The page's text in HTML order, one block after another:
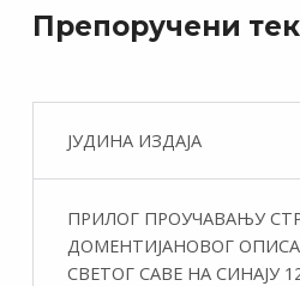
Препоручени
ЈУДИНА ИЗДАЈА
ПРИЛОГ ПРОУЧАВАЊУ
ДОМЕНТИЈАНОВОГ
СВЕТОГ САВЕ НА СИНАЈУ